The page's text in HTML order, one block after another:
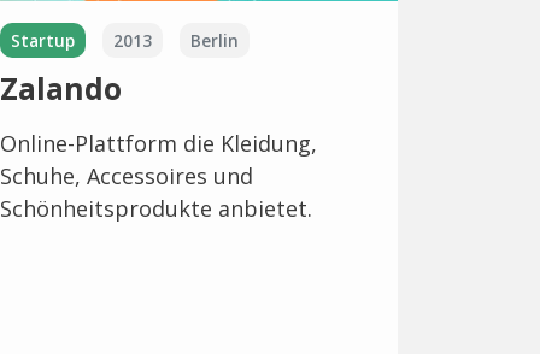
Startup 2013 Berlin
Zalando
Online-Plattform die Kleidung,
Schuhe, Accessoires und
Schönheitsprodukte anbietet.